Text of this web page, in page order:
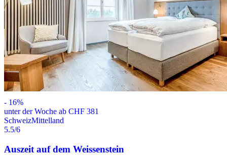
- 16%
unter der Woche ab CHF 381
SchweizMittelland
5.5/6
Auszeit auf dem Weissenstein